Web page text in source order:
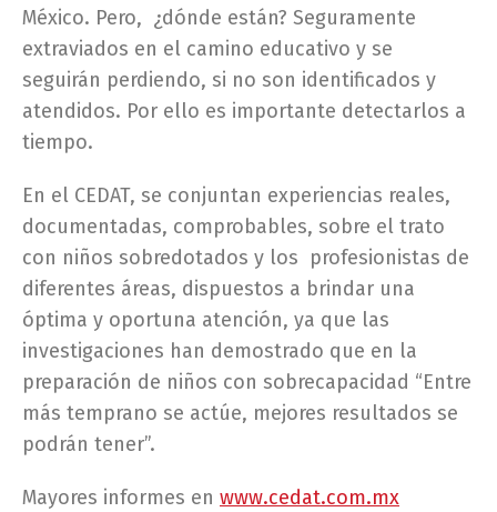
México. Pero, ¿dónde están? Seguramente
extraviados en el camino educativo y se
seguirán perdiendo, si no son identificados y
atendidos. Por ello es importante detectarlos a
tiempo.
En el CEDAT, se conjuntan experiencias reales,
documentadas, comprobables, sobre el trato
con niños sobredotados y los profesionistas de
diferentes áreas, dispuestos a brindar una
óptima y oportuna atención, ya que las
investigaciones han demostrado que en la
preparación de niños con sobrecapacidad “Entre
más temprano se actúe, mejores resultados se
podrán tener”.
Mayores informes en www.cedat.com.mx